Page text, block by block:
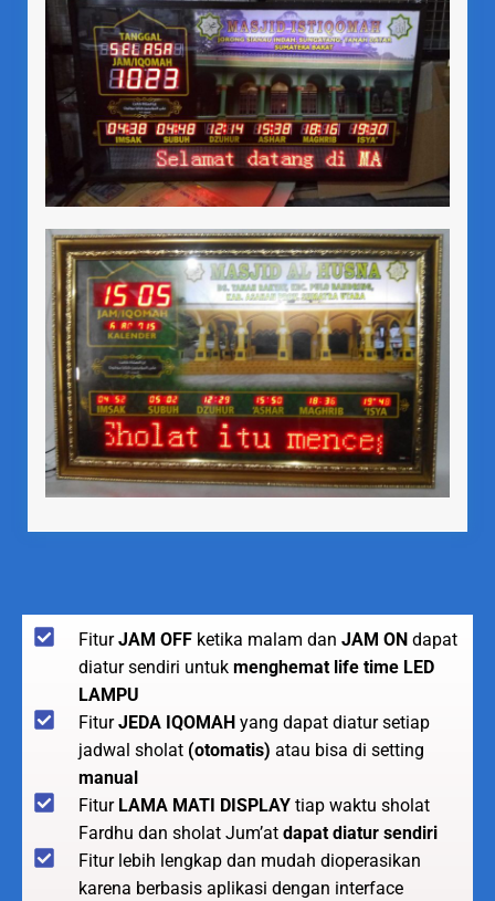
FiturJAM OFF ketika malam dan JAM ON dapat
diatur sendiri untuk menghemat life time LED
LAMPU
FiturJEDA IQOMAH yang dapat diatur setiap
jadwal sholat (otomatis) atau bisa di setting
manual
Fitur LAMA MATI DISPLAY tiap waktu sholat
Fardhu dan sholat Jum’at dapat diatur sendiri
Fitur lebih lengkap dan mudah dioperasikan
karena berbasis aplikasi dengan interface